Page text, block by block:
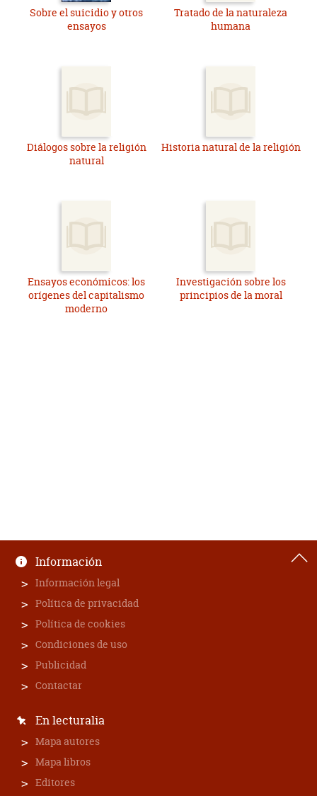
Sobre el suicidio y otros
ensayos
Tratado de la naturaleza
humana
Diálogos sobre la religión
natural
Historia natural de la religión
Ensayos económicos: los
orígenes del capitalismo
moderno
Investigación sobre los
principios de la moral
Información
Información legal
Política de privacidad
Política de cookies
Condiciones de uso
Publicidad
Contactar
En lecturalia
Mapa autores
Mapa libros
Editores